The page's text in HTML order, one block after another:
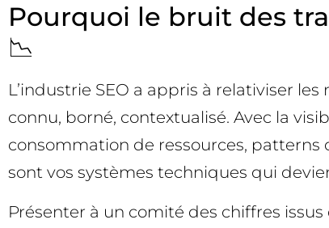
Pourquoi le bruit des
📉
L’industrie SEO a appris à relativiser
connu, borné, contextualisé. Avec la
consommation de ressources, patterns
sont vos systèmes techniques qui
Présenter à un comité des chiffres